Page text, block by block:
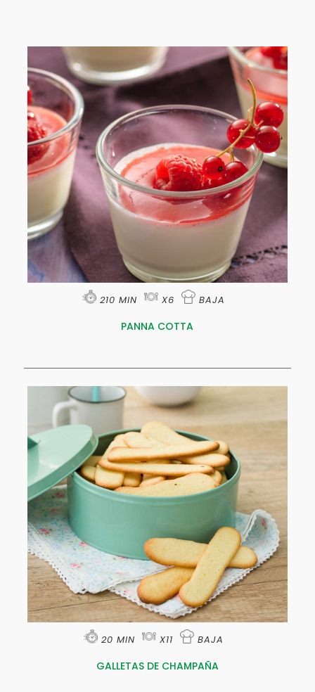
210 MIN X6 BAJA
PANNA COTTA
20 MIN X11 BAJA
GALLETAS DE CHAMPAÑA